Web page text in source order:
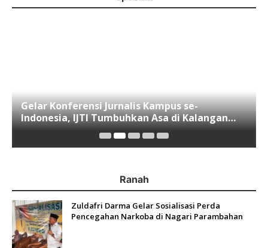
Gelar Konferensi Jurnalis Kampus se-
Indonesia, IJTI Tumbuhkan Asa di Kalangan
Jurnalis Muda di Era Disruspi Digital
Ranah
Zuldafri Darma Gelar Sosialisasi Perda
Pencegahan Narkoba di Nagari Parambahan